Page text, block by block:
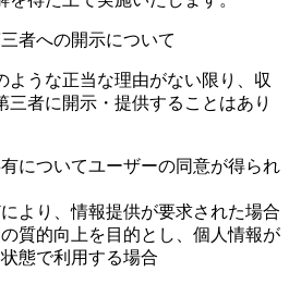
者への開示について
ような正当な理由がない限り、収
三者に開示・提供することはあり
についてユーザーの同意が得られ
より、情報提供が要求された場合
質的向上を目的とし、個人情報が
態で利用する場合